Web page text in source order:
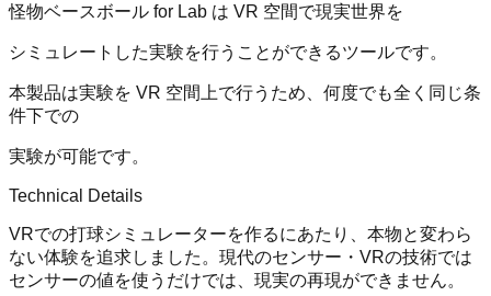
怪物ベースボール for Lab は VR 空間で現実世界を
シミュレートした実験を行うことができるツールです。
本製品は実験を VR 空間上で行うため、何度でも全く同じ条
件下での
実験が可能です。
Technical Details
VRでの打球シミュレーターを作るにあたり、本物と変わら
ない体験を追求しました。現代のセンサー・VRの技術では
センサーの値を使うだけでは、現実の再現ができません。